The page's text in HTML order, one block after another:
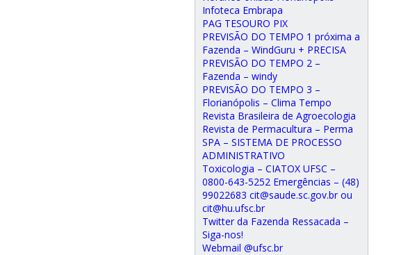
Infoteca Embrapa
PAG TESOURO PIX
PREVISÃO DO TEMPO 1 próxima a
Fazenda – WindGuru + PRECISA
PREVISÃO DO TEMPO 2 –
Fazenda – windy
PREVISÃO DO TEMPO 3 –
Florianópolis – Clima Tempo
Revista Brasileira de Agroecologia
Revista de Permacultura – Perma
SPA – SISTEMA DE PROCESSO
ADMINISTRATIVO
Toxicologia – CIATOX UFSC –
0800-643-5252 Emergências – (48)
99022683 cit@saude.sc.gov.br ou
cit@hu.ufsc.br
Twitter da Fazenda Ressacada –
Siga-nos!
Webmail @ufsc.br